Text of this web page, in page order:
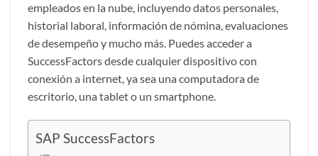
empleados en la nube, incluyendo datos personales,
historial laboral, información de nómina, evaluaciones
de desempeño y mucho más. Puedes acceder a
SuccessFactors desde cualquier dispositivo con
conexión a internet, ya sea una computadora de
escritorio, una tablet o un smartphone.
SAP SuccessFactors